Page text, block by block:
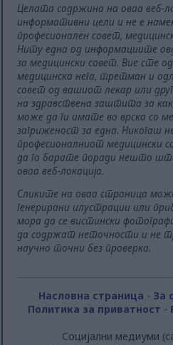
Целата содржина на оваа веб-
информативни цели и не е
професионален совет,
Ниту една од информациите
за медицински совет. Вие сте
медицинска нега, третман и
совет од вашиот лекар или
на здравствена заштита за
може да ги имате во врска со
загриженост за една. Никогаш
професионалниот медицински
да го барате поради нешто
оваа веб-локација.
Сликите на оваа страница
генерирани илустрации или
мора да се вистински
да содржат неточности и не
научно точни без проверка.
Насловна страница - За
Политика за приватност -
Социјални медиуми